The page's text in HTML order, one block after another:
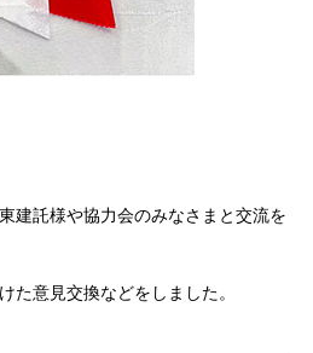
建託様や協力会のみなさまと交流を
た意見交換などをしました。